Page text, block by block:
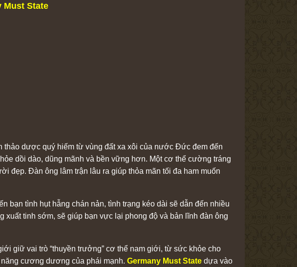
State
thảo dược quý hiếm từ vùng đất xa xôi của nước Đức đem đến
dồi dào, dũng mãnh và bền vững hơn. Một cơ thể cường tráng
đẹp. Đàn ông lâm trận lâu ra giúp thỏa mãn tối đa ham muốn
bạn tình hụt hẫng chán nản, tình trạng kéo dài sẽ dẫn đến nhiều
xuất tinh sớm, sẽ giúp bạn vực lại phong độ và bản lĩnh đàn ông
giữ vai trò “thuyền trưởng” cơ thể nam giới, từ sức khỏe cho
cương dương của phái mạnh. Germany Must State dựa vào